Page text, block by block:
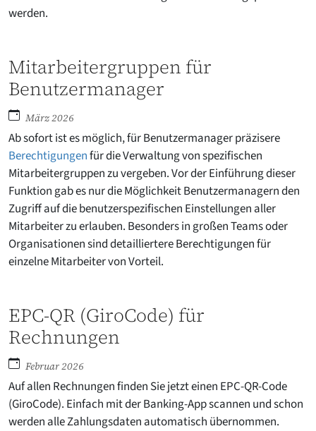
werden.
Mitarbeitergruppen für
Benutzermanager
März 2026
Ab sofort ist es möglich, für Benutzermanager präzisere
Berechtigungenfür die Verwaltung von spezifischen
Mitarbeitergruppen zu vergeben. Vor der Einführung dieser
Funktion gab es nur die Möglichkeit Benutzermanagern den
Zugriff auf die benutzerspezifischen Einstellungen aller
Mitarbeiter zu erlauben. Besonders in großen Teams oder
Organisationen sind detailliertere Berechtigungen für
einzelne Mitarbeiter von Vorteil.
EPC-QR (GiroCode) für
Rechnungen
Februar 2026
Auf allen Rechnungen finden Sie jetzt einen EPC-QR-Code
(GiroCode). Einfach mit der Banking-App scannen und schon
werden alle Zahlungsdaten automatisch übernommen.